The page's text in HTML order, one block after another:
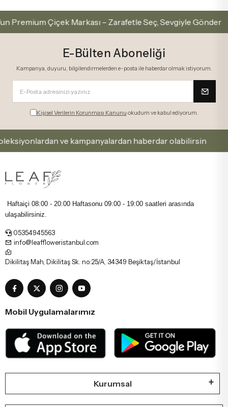
Çiçek Markası – Zarafetle Seç, Sevgiyle Gönder
E-Bülten Aboneliği
Kampanya, duyuru, bilgilendirmelerden e-posta ile haberdar olmak istiyorum.
Kişisel Verilerin Korunması Kanunu okudum ve kabul ediyorum.
ve kampanyalardan haberdar olabilirsin
Haftaiçi 08:00 - 20:00 Haftasonu 09:00 - 19:00 saatleri arasında
ulaşabilirsiniz.
05354945563
info@leaffloweristanbul.com
Dikilitaş Mah, Dikilitaş Sk. no:25/A, 34349 Beşiktaş/İstanbul
Mobil Uygulamalarımız
Kurumsal